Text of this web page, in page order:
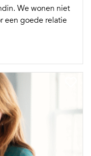
We wonen niet
een goede relatie